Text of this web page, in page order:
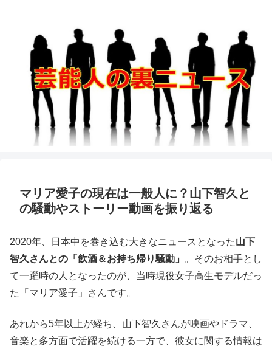
マリア愛子の現在は一般人に？山下智久と
の騒動やストーリー動画を振り返る
2020年、日本中を巻き込む大きなニュースとなった山下
智久さんとの「飲酒＆お持ち帰り騒動」
。そのお相手とし
て一躍時の人となったのが、当時現役女子高生モデルだっ
た「マリア愛子」さんです。
あれから5年以上が経ち、山下智久さんが映画やドラマ、
音楽と多方面で活躍を続ける一方で、彼女に関する情報は